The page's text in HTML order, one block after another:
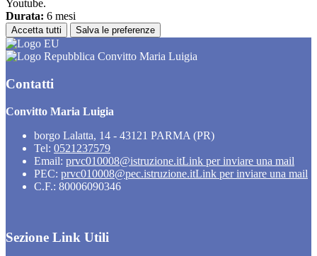
Youtube.
Durata: 6 mesi
Accetta tutti Salva le preferenze
Convitto Maria Luigia
Contatti
Convitto Maria Luigia
borgo Lalatta, 14 - 43121 PARMA (PR)
Tel: 0521237579
Email: prvc010008@istruzione.itLink per inviare una mail
PEC: prvc010008@pec.istruzione.itLink per inviare una mail
C.F.: 80006090346
Sezione Link Utili